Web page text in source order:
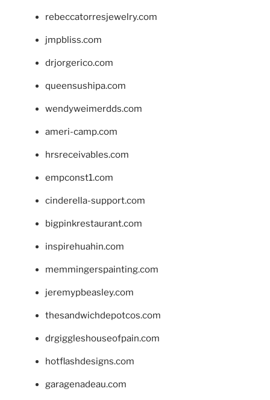
rebeccatorresjewelry.com
jmpbliss.com
drjorgerico.com
queensushipa.com
wendyweimerdds.com
ameri-camp.com
hrsreceivables.com
empconst1.com
cinderella-support.com
bigpinkrestaurant.com
inspirehuahin.com
memmingerspainting.com
jeremypbeasley.com
thesandwichdepotcos.com
drgiggleshouseofpain.com
hotflashdesigns.com
garagenadeau.com